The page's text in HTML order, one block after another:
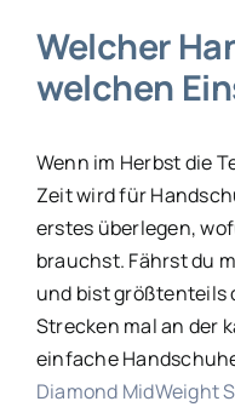
Welcher
welchen
Wenn im Herbst die
Zeit wird für
erstes überlegen,
brauchst. Fährst du
und bist größtenteils
Strecken mal an der
einfache
Diamond MidWeight